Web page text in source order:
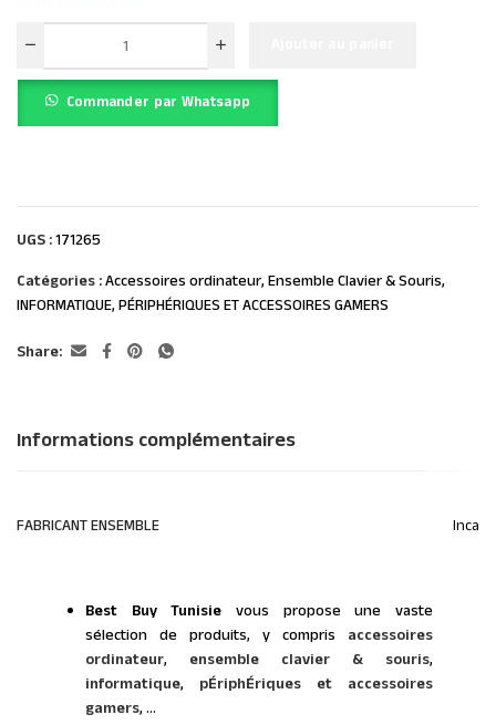
Commander par Whatsapp
UGS :171265
Catégories :Accessoires ordinateur,Ensemble Clavier & Souris,
INFORMATIQUE,PÉRIPHÉRIQUES ET ACCESSOIRES GAMERS
Share:
Informations complémentaires
FABRICANT ENSEMBLE Inca
Best Buy Tunisie vous propose une vaste
sélection de produits, y compris accessoires
ordinateur, ensemble clavier & souris,
informatique, pÉriphÉriques et accessoires
gamers, ...